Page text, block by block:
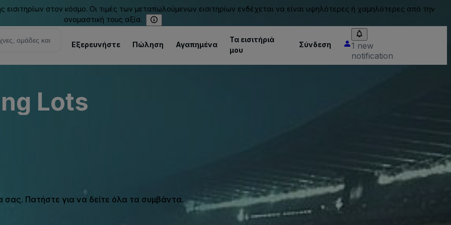
στον κόσμο. Οι τιμές των μεταπωλούμενων εισιτηρίων ενδέχεται να είναι υψηλότερες ή χαμηλότερες από την
ονομαστική τους αξία.
Εξερευνήστε Πώληση Αγαπημένα
Τα εισιτήριά
μου
Σύνδεση
1 new
notification
Lots
Πατήστε για να δείτε όλα τα συμβάντα.